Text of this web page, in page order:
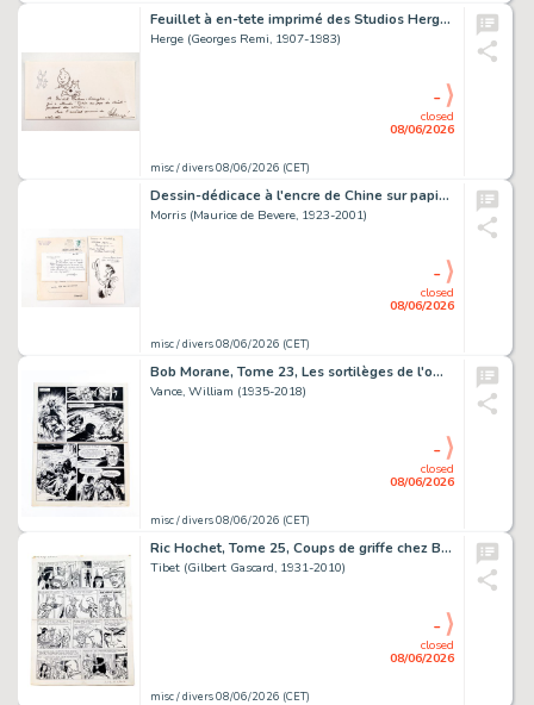
Feuillet à en-tete imprimé des Studios Hergé (impression des…
Herge (Georges Remi, 1907-1983)
misc / divers 08/06/2026 (CET)
closed
08/06/2026
-
Dessin-dédicace à l'encre de Chine sur papier libre, signé,…
Morris (Maurice de Bevere, 1923-2001)
misc / divers 08/06/2026 (CET)
closed
08/06/2026
-
Bob Morane, Tome 23, Les sortilèges de l'ombre jaune, planche 25.
Vance, William (1935-2018)
misc / divers 08/06/2026 (CET)
closed
08/06/2026
-
Ric Hochet, Tome 25, Coups de griffe chez Bouglione, planche 16.
Tibet (Gilbert Gascard, 1931-2010)
misc / divers 08/06/2026 (CET)
closed
08/06/2026
-